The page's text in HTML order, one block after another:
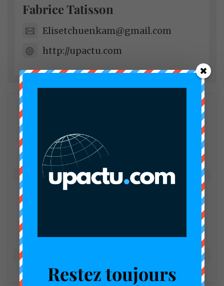
Fabrice Tatisson
Elisetchuenkam@gmail.com
http://upactu.com
Happy
% 0% 0
Restez toujours